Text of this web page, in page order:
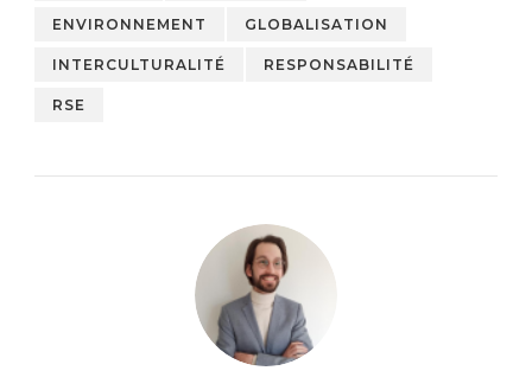
ENVIRONNEMENT GLOBALISATION
INTERCULTURALITÉ RESPONSABILITÉ
RSE